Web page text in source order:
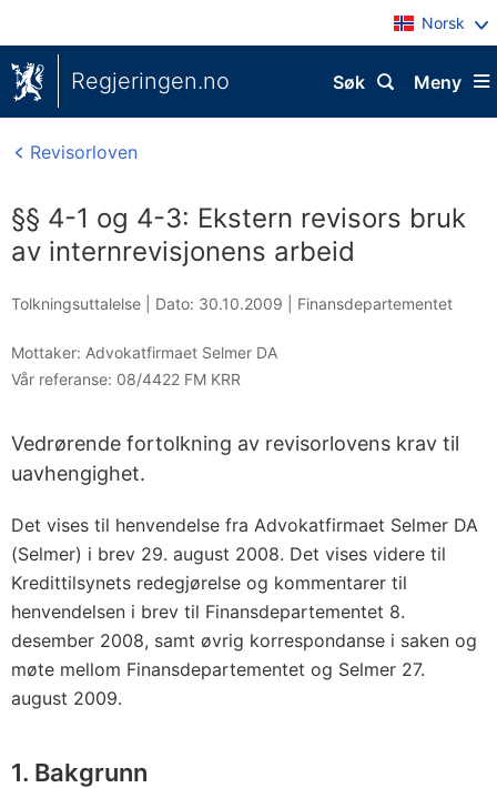
Norsk
Regjeringen.no Meny
Søk
Revisorloven
§§ 4-1 og 4-3: Ekstern revisors bruk
av internrevisjonens arbeid
Tolkningsuttalelse | Dato: 30.10.2009 Finansdepartementet
Mottaker: Advokatfirmaet Selmer DA
Vår referanse: 08/4422 FM KRR
Vedrørende fortolkning av revisorlovens krav til
uavhengighet.
Det vises til henvendelse fra Advokatfirmaet Selmer DA
(Selmer) i brev 29. august 2008. Det vises videre til
Kredittilsynets redegjørelse og kommentarer til
henvendelsen i brev til Finansdepartementet 8.
desember 2008, samt øvrig korrespondanse i saken og
møte mellom Finansdepartementet og Selmer 27.
august 2009.
1. Bakgrunn